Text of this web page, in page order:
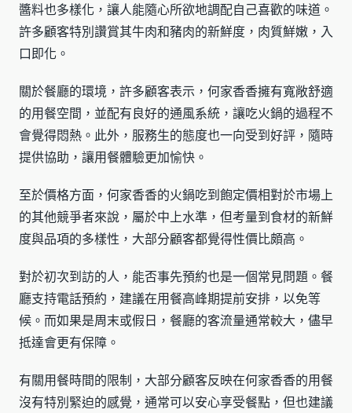
醬料也多樣化，讓人能隨心所欲地調配自己喜歡的味道。
許多顧客特別讚賞其牛肉和豬肉的新鮮度，肉質鮮嫩，入
口即化。
關於餐廳的環境，許多顧客表示，何家香香擁有寬敞舒適
的用餐空間，並配有良好的通風系統，讓吃火鍋的過程不
會覺得悶熱。此外，服務生的態度也一向受到好評，隨時
提供協助，讓用餐體驗更加愉快。
至於價格方面，何家香香的火鍋吃到飽定價相對於市場上
的其他競爭者來說，屬於中上水準，但考量到食材的新鮮
度與品項的多樣性，大部分顧客都覺得性價比頗高。
對於初次到訪的人，能否事先預約也是一個常見問題。餐
廳支持電話預約，建議在用餐高峰期提前安排，以免等
候。而如果是周末或假日，餐廳的客流量通常較大，儘早
抵達會更有保障。
有關用餐時間的限制，大部分顧客反映在何家香香的用餐
沒有特別緊迫的感覺，通常可以安心享受餐點，但也建議